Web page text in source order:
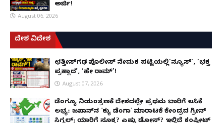
ಅರ್ಜಿ!
August 06, 2026
ದೇಶ ವಿದೇಶ
ಛತ್ತೀಸ್‌ಗಢ ಪೊಲೀಸ್ ನೇಮಕ ಪಟ್ಟಿಯಲ್ಲಿ‘ನ್ಯೂಸ್’, ‘ಭಕ್ತ
ಪ್ರಹ್ಲಾದ’, ‘ಹೇ ರಾಮ್’!
August 07, 2026
ಡೆಂಗ್ಯೂ ನಿಯಂತ್ರಣಕ್ಕೆ ದೇಶದಲ್ಲೇ ಪ್ರಥಮ ಬಾರಿಗೆ ಲಸಿಕೆ
ಲಭ್ಯ: ಜಪಾನ್‌ನ 'ಕ್ಯು ಡೆಂಗಾ' ಮಾರಾಟಕ್ಕೆ ಕೇಂದ್ರದ ಗ್ರೀನ್
ಸಿಗ್ನಲ್; ಯಾರಿಗೆ ಸೂಕ್ತ? ಎಷ್ಟು ಡೋಸ್? ಇಲ್ಲಿದೆ ಕಂಪ್ಲೀಟ್